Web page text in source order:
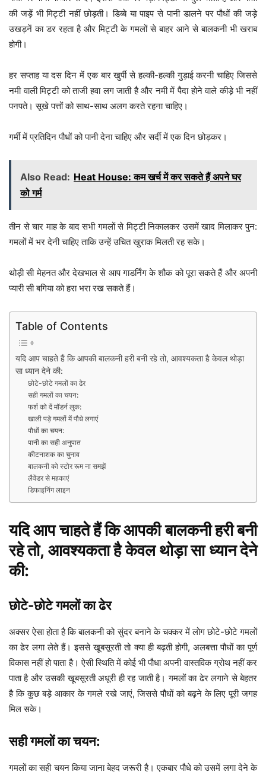
की जड़ें भी मिट्टी नहीं छोड़ती। डिब्बे या पाइप से पानी डालने पर पौधों की जड़े
उखड़नें का डर रहता है और मिट्टी के गमलों से बाहर आने से बालकनी भी खराब
होगी।
हर सप्ताह या दस दिन में एक बार खुर्पी से हल्की-हल्की गुड़ाई करनी चाहिए जिससे
नमी वाली मिट्टी को ताजी हवा लग जाती है और नमी में पैदा होने वाले कीड़े भी नहीं
पनपते। सूखे पत्तों को साथ-साथ अलग करते रहना चाहिए।
गर्मी में प्रतिदिन पौधों को पानी देना चाहिए और सर्दी में एक दिन छोड़कर।
Also Read: Heat House: कम खर्च में कर सकते हैं अपने घर
को गर्म
तीन से चार माह के बाद सभी गमलों से मिट्टी निकालकर उसमें खाद मिलाकर पुन:
गमलों में भर देनी चाहिए ताकि उन्हें उचित खुराक मिलती रह सके।
थोड़ी सी मेहनत और देखभाल से आप गाडर्निंग के शौक को पूरा सकते हैं और अपनी
प्यारी सी बगिया को हरा भरा रख सकते हैं।
Table of Contents
यदि आप चाहते हैं कि आपकी बालकनी हरी बनी रहे तो, आवश्यकता है केवल थोड़ा
सा ध्यान देने की:
छोटे-छोटे गमलों का ढेर
सही गमलों का चयन:
फर्श को दें मॉडर्न लुक:
खाली पड़े गमलों में पौधे लगाएं
पौधों का चयन:
पानी का सही अनुपात
कीटनाशक का चुनाव
बालकनी को स्टोर रूम ना समझें
लैवेंडर से महकाएं
डिफाइनिंग लाइन
यदि आप चाहते हैं कि आपकी बालकनी हरी बनी
रहे तो, आवश्यकता है केवल थोड़ा सा ध्यान देने
की:
छोटे-छोटे गमलों का ढेर
अक्सर ऐसा होता है कि बालकनी को सुंदर बनाने के चक्कर में लोग छोटे-छोटे गमलों
का ढेर लगा लेते हैं। इससे खूबसूरती तो क्या ही बढ़ती होगी, अलबत्ता पौधों का पूर्ण
विकास नहीं हो पाता है। ऐसी स्थिति में कोई भी पौधा अपनी वास्तविक ग्रोथ नहीं कर
पाता है और उसकी खूबसूरती अधूरी ही रह जाती है। गमलों का ढेर लगाने से बेहतर
है कि कुछ बड़े आकार के गमले रखे जाएं, जिससे पौधों को बढ़ने के लिए पूरी जगह
मिल सके।
सही गमलों का चयन:
गमलों का सही चयन किया जाना बेहद जरूरी है। एकबार पौधे को उसमें लगा देने के